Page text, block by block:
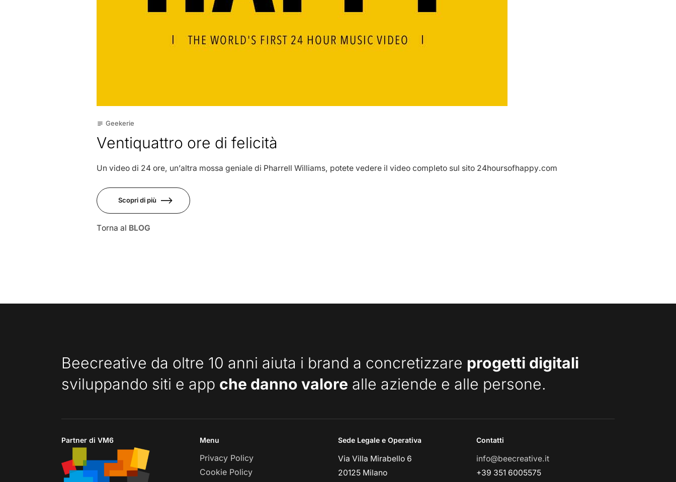
subject Geekerie
Ventiquattro ore di felicità
Un video di 24 ore, un’altra mossa geniale di Pharrell Williams, potete vedere il video completo sul sito 24hoursofhappy.com
Scopri di più
Torna al BLOG
Beecreative da oltre 10 anni aiuta i brand a concretizzare progetti digitali
sviluppando siti e app che danno valore alle aziende e alle persone.
Partner di VM6 Menu
Privacy Policy
Cookie Policy
Sede Legale e Operativa
Via Villa Mirabello 6
20125 Milano
Contatti
info@beecreative.it
+39 351 6005575